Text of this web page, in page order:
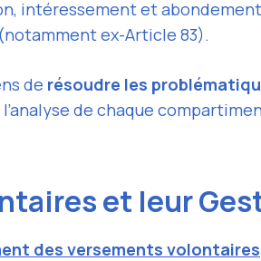
intéressement et
ex-Article 83).
de résoudre les
de chaque
et leur
des versements volontaires